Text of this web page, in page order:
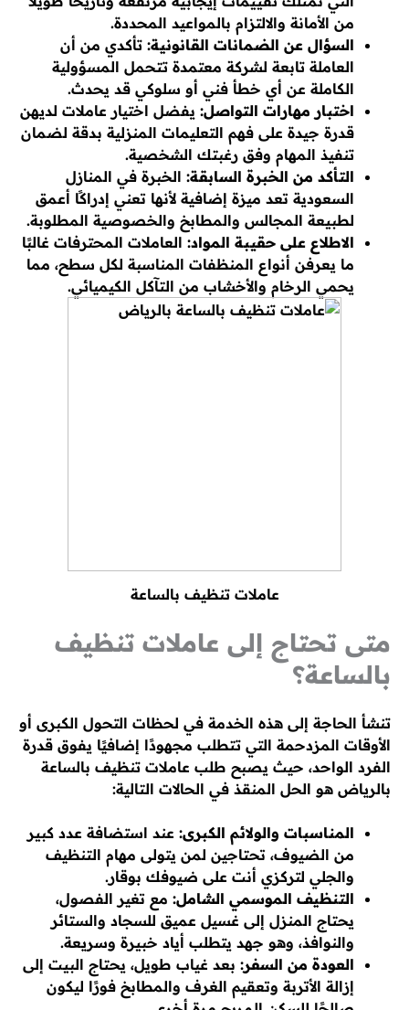
من الأمانة والالتزام بالمواعيد المحددة.
السؤال عن الضمانات القانونية: تأكدي من أن
العاملة تابعة لشركة معتمدة تتحمل المسؤولية
الكاملة عن أي خطأ فني أو سلوكي قد يحدث.
اختبار مهارات التواصل: يفضل اختيار عاملات لديهن
قدرة جيدة على فهم التعليمات المنزلية بدقة لضمان
تنفيذ المهام وفق رغبتك الشخصية.
التأكد من الخبرة السابقة: الخبرة في المنازل
السعودية تعد ميزة إضافية لأنها تعني إدراكًا أعمق
لطبيعة المجالس والمطابخ والخصوصية المطلوبة.
الاطلاع على حقيبة المواد: العاملات المحترفات غالبًا
ما يعرفن أنواع المنظفات المناسبة لكل سطح، مما
يحمي الرخام والأخشاب من التآكل الكيميائي.
عاملات تنظيف بالساعة
متى تحتاج إلى عاملات تنظيف
بالساعة؟
تنشأ الحاجة إلى هذه الخدمة في لحظات التحول الكبرى أو
الأوقات المزدحمة التي تتطلب مجهودًا إضافيًا يفوق قدرة
الفرد الواحد، حيث يصبح طلب عاملات تنظيف بالساعة
بالرياض هو الحل المنقذ في الحالات التالية:
المناسبات والولائم الكبرى: عند استضافة عدد كبير
من الضيوف، تحتاجين لمن يتولى مهام التنظيف
والجلي لتركزي أنت على ضيوفك بوقار.
التنظيف الموسمي الشامل: مع تغير الفصول،
يحتاج المنزل إلى غسيل عميق للسجاد والستائر
والنوافذ، وهو جهد يتطلب أياد خبيرة وسريعة.
العودة من السفر: بعد غياب طويل، يحتاج البيت إلى
إزالة الأتربة وتعقيم الغرف والمطابخ فورًا ليكون